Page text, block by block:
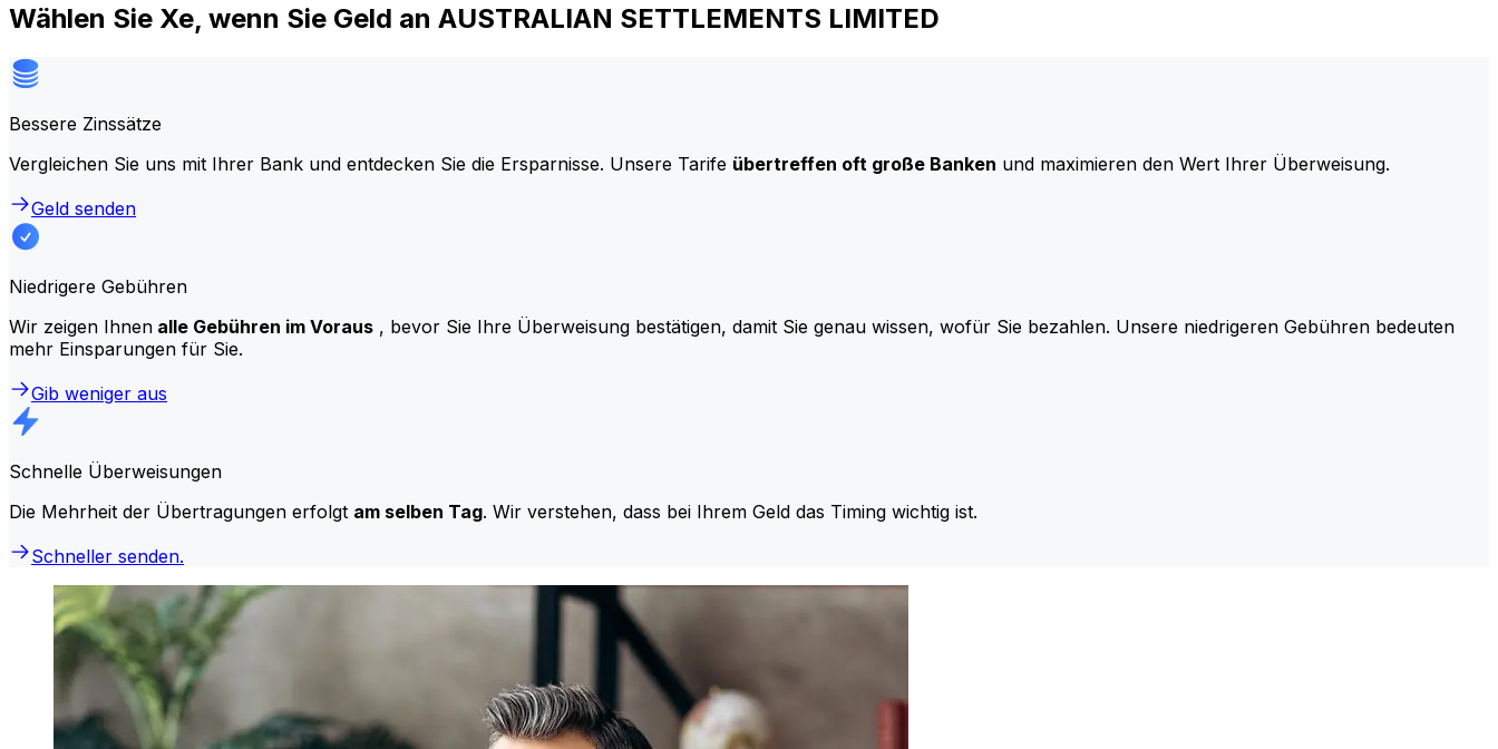
Wählen Sie Xe, wenn Sie Geld an AUSTRALIAN SETTLEMENTS LIMITED
Bessere Zinssätze
Vergleichen Sie uns mit Ihrer Bank und entdecken Sie die Ersparnisse. Unsere Tarife übertreffen oft große Banken und maximieren den Wert Ihrer Überweisung.
Geld senden
Niedrigere Gebühren
Wir zeigen Ihnen alle Gebühren im Voraus , bevor Sie Ihre Überweisung bestätigen, damit Sie genau wissen, wofür Sie bezahlen. Unsere niedrigeren Gebühren bedeuten
mehr Einsparungen für Sie.
Gib weniger aus
Schnelle Überweisungen
Die Mehrheit der Übertragungen erfolgt am selben Tag. Wir verstehen, dass bei Ihrem Geld das Timing wichtig ist.
Schneller senden.